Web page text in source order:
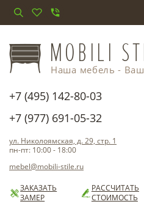
Наша мебель - Ваш
+7 (495) 142-80-03
+7 (977) 691-05-32
ул. Николоямская, д. 29, стр. 1
пн-пт: 10:00 - 18:00
mebel@mobili-stile.ru
ЗАКАЗАТЬ
ЗАМЕР
РАССЧИТАТЬ
СТОИМОСТЬ